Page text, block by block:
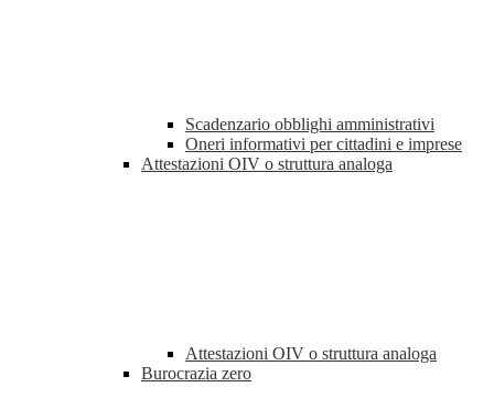
Scadenzario obblighi amministrativi
Oneri informativi per cittadini e imprese
Attestazioni OIV o struttura analoga
Attestazioni OIV o struttura analoga
Burocrazia zero